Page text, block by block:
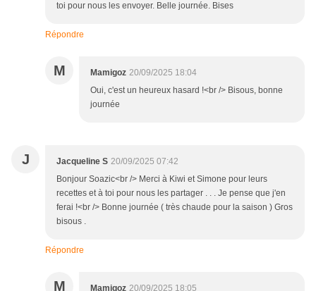
toi pour nous les envoyer. Belle journée. Bises
Répondre
M Mamigoz 20/09/2025 18:04
Oui, c'est un heureux hasard !<br /> Bisous, bonne
journée
J Jacqueline S 20/09/2025 07:42
Bonjour Soazic<br /> Merci à Kiwi et Simone pour leurs
recettes et à toi pour nous les partager . . . Je pense que j'en
ferai !<br /> Bonne journée ( très chaude pour la saison ) Gros
bisous .
Répondre
M Mamigoz 20/09/2025 18:05